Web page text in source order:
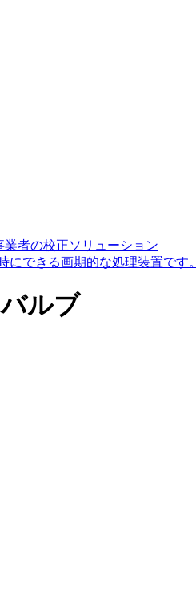
者の校正ソリューション
にできる画期的な処理装置です。
ルブ